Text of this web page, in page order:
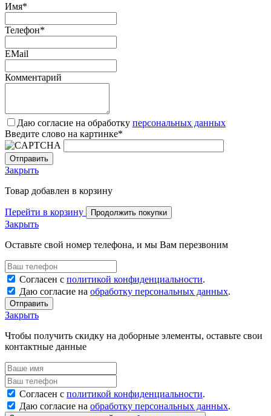
Имя*
Телефон*
EMail
Комментарий
Даю согласие на обработку персональных данных
Введите слово на картинке*
Закрыть
Товар добавлен в корзину
Перейти в корзину Продолжить покупки
Закрыть
Оставьте свой номер телефона, и мы Вам перезвоним
Согласен с политикой конфиденциальности.
Даю согласие на обработку персональных данных.
Отправить
Закрыть
Чтобы получить скидку на доборные элементы, оставьте свои
контактные данные
Согласен с политикой конфиденциальности.
Даю согласие на обработку персональных данных.